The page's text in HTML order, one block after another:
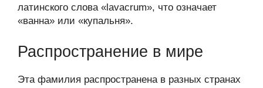
латинского слова «lavacrum», что означает
«ванна» или «купальня».
Распространение в мире
Эта фамилия распространена в разных странах